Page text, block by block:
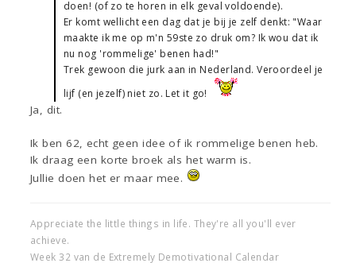
doen! (of zo te horen in elk geval voldoende).
Er komt wellicht een dag dat je bij je zelf denkt: "Waar
maakte ik me op m'n 59ste zo druk om? Ik wou dat ik
nu nog 'rommelige' benen had!"
Trek gewoon die jurk aan in Nederland. Veroordeel je
lijf (en jezelf) niet zo. Let it go!
Ja, dit.
Ik ben 62, echt geen idee of ik rommelige benen heb.
Ik draag een korte broek als het warm is.
Jullie doen het er maar mee.
Appreciate the little things in life. They're all you'll ever
achieve.
Week 32 van de Extremely Demotivational Calendar